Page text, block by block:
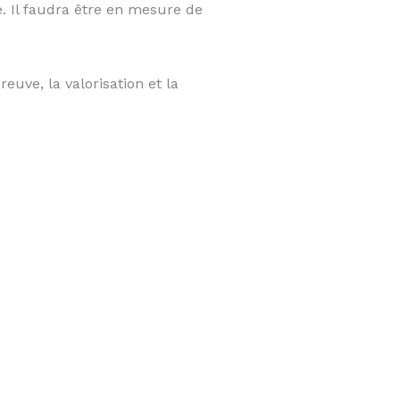
Il faudra être en mesure de
la valorisation et la